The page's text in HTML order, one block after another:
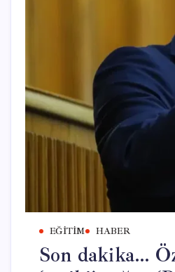
EĞITIM HABER
Son dakika…